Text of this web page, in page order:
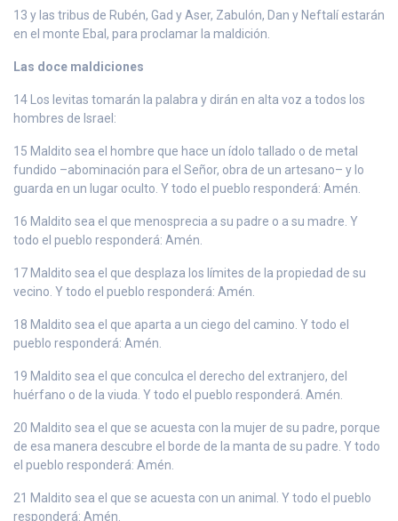
13 y las tribus de Rubén, Gad y Aser, Zabulón, Dan y Neftalí estarán
en el monte Ebal, para proclamar la maldición.
Las doce maldiciones
14 Los levitas tomarán la palabra y dirán en alta voz a todos los
hombres de Israel:
15 Maldito sea el hombre que hace un ídolo tallado o de metal
fundido –abominación para el Señor, obra de un artesano– y lo
guarda en un lugar oculto. Y todo el pueblo responderá: Amén.
16 Maldito sea el que menosprecia a su padre o a su madre. Y
todo el pueblo responderá: Amén.
17 Maldito sea el que desplaza los límites de la propiedad de su
vecino. Y todo el pueblo responderá: Amén.
18 Maldito sea el que aparta a un ciego del camino. Y todo el
pueblo responderá: Amén.
19 Maldito sea el que conculca el derecho del extranjero, del
huérfano o de la viuda. Y todo el pueblo responderá. Amén.
20 Maldito sea el que se acuesta con la mujer de su padre, porque
de esa manera descubre el borde de la manta de su padre. Y todo
el pueblo responderá: Amén.
21 Maldito sea el que se acuesta con un animal. Y todo el pueblo
responderá: Amén.